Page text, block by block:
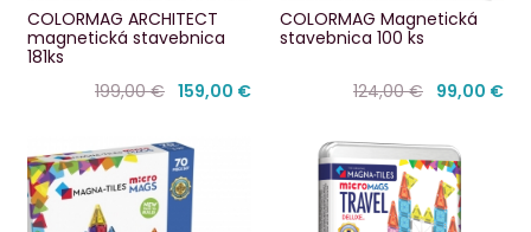
COLORMAG ARCHITECT
magnetická stavebnica
181ks
199,00 € 159,00 €
COLORMAG Magnetická
stavebnica 100 ks
124,00 € 99,00 €